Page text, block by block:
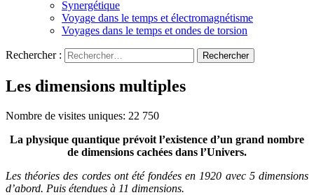
Synergétique
Voyage dans le temps et électromagnétisme
Voyages dans le temps et ondes de torsion
Rechercher :
Les dimensions multiples
Nombre de visites uniques: 22 750
La physique quantique prévoit l’existence d’un grand nombre
de dimensions cachées dans l’Univers.
Les théories des cordes ont été fondées en 1920 avec 5 dimensions
d’abord. Puis étendues à 11 dimensions.